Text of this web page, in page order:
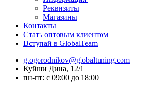
Реквизиты
Магазины
Контакты
Стать оптовым клиентом
Вступай в GlobalTeam
g.ogorodnikov@globaltuning.com
Куйши Дина, 12/1
пн-пт: с 09:00 до 18:00